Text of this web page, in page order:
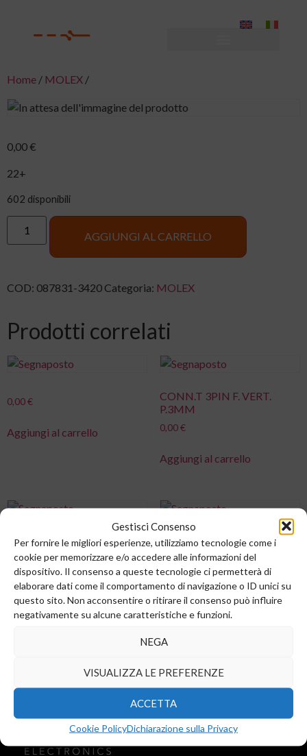
Gestisci Consenso
Per fornire le migliori esperienze, utilizziamo tecnologie come i
cookie per memorizzare e/o accedere alle informazioni del
dispositivo. Il consenso a queste tecnologie ci permetterà di
elaborare dati come il comportamento di navigazione o ID unici su
questo sito. Non acconsentire o ritirare il consenso può influire
negativamente su alcune caratteristiche e funzioni.
NEGA
VISUALIZZA LE PREFERENZE
ACCETTA
Cookie PolicyDichiarazione sulla Privacy
Home / MOLEX /
0,00 €
22+
602 disponibili
AGGIUNGI AL CARRELLO
COD: 087831-3420 Categoria: MOLEX
Prodotti correlati
0,00€
Aggiungi al carrello
CONN.T 3PIN F. VERT.
P.3MM
0,00€
Aggiungi al carrello
0,00€
Aggiungi al carrello
CONN.S 12PIN M. VERT.
MOLEX
0,00€
Aggiungi al carrello